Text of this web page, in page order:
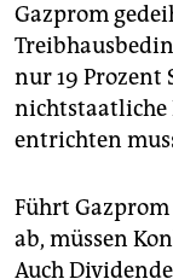
Gazprom
nur 19 Prozent
nichtstaatliche
entrichten
Führt
ab, müssen
Auch